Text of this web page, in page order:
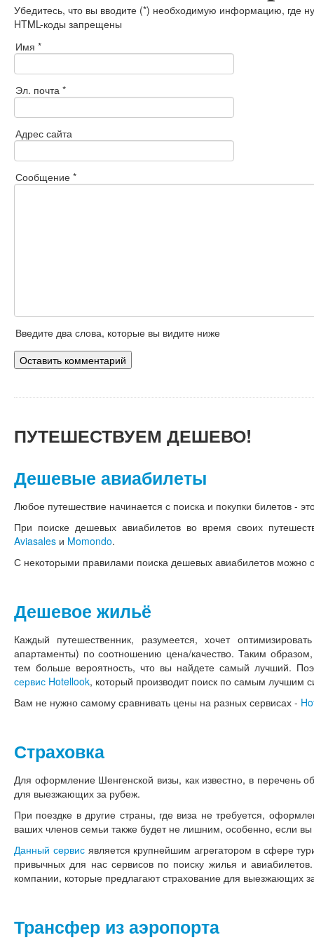
Убедитесь, что вы вводите (*) необходимую информацию, где
HTML-коды запрещены
Имя *
Эл. почта *
Адрес сайта
Сообщение *
Введите два слова, которые вы видите ниже
ПУТЕШЕСТВУЕМ ДЕШЕВО!
Дешевые авиабилеты
Любое путешествие начинается с поиска и покупки билетов -
При поиске дешевых авиабилетов во время своих
Aviasales и Momondo.
С некоторыми правилами поиска дешевых авиабилетов можно
Дешевое жильё
Каждый путешественник, разумеется, хочет
апартаменты) по соотношению цена/качество. Таким
тем больше вероятность, что вы найдете самый лучший.
сервис Hotellook, который производит поиск по самым лучшим
Вам не нужно самому сравнивать цены на разных сервисах -
Страховка
Для оформление Шенгенской визы, как известно, в перечень
для выезжающих за рубеж.
При поездке в другие страны, где виза не требуется,
ваших членов семьи также будет не лишним, особенно, если вы
Данный сервисявляется крупнейшим агрегатором в сфере
привычных для нас сервисов по поиску жилья и
компании, которые предлагают страхование для выезжающих
Трансфер из аэропорта